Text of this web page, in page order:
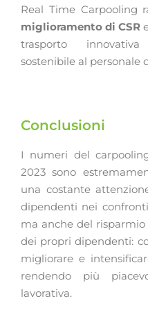
Real Time Carpooling
miglioramento di CSR
trasporto
sostenibile al personale
Conclusioni
I numeri del
2023 sono
una costante
dipendenti nei
ma anche del
dei propri dipendenti:
migliorare e
rendendo più
lavorativa.